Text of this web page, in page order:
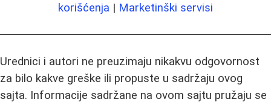
korišćenja | Marketinški servisi
Urednici i autori ne preuzimaju nikakvu odgovornost
za bilo kakve greške ili propuste u sadržaju ovog
sajta. Informacije sadržane na ovom sajtu pružaju se